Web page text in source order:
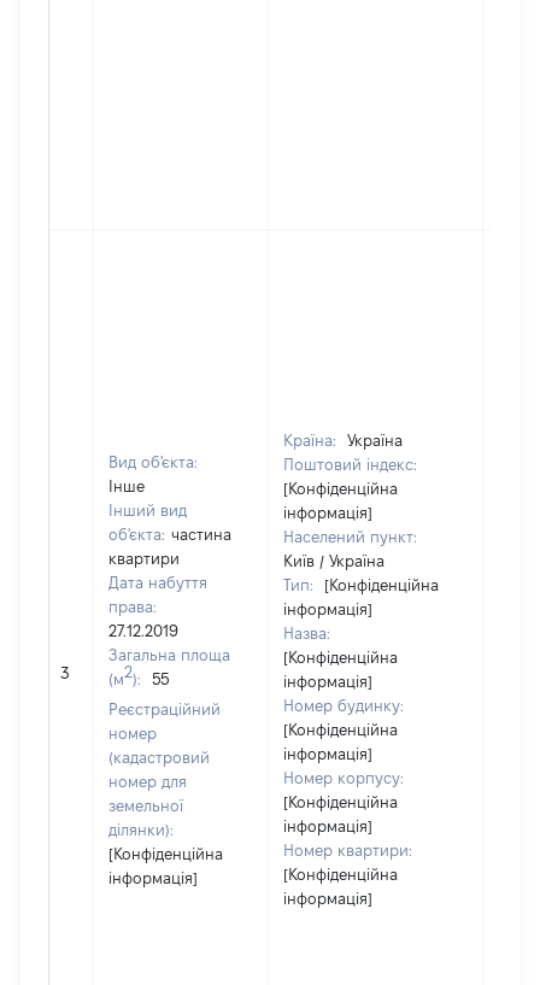
3
Вид об'єкта:
Інше
Інший вид
об'єкта: частина
квартири
Дата набуття
права:
27.12.2019
Загальна площа
(м2):
55
Реєстраційний
номер
(кадастровий
номер для
земельної
ділянки):
[Конфіденційна
інформація]
Країна:
Україна
Поштовий індекс:
[Конфіденційна
інформація]
Населений пункт:
Київ / Україна
Тип:
[Конфіденційна
інформація]
Назва:
[Конфіденційна
інформація]
Номер будинку:
[Конфіденційна
інформація]
Номер корпусу:
[Конфіденційна
інформація]
Номер квартири:
[Конфіденційна
інформація]